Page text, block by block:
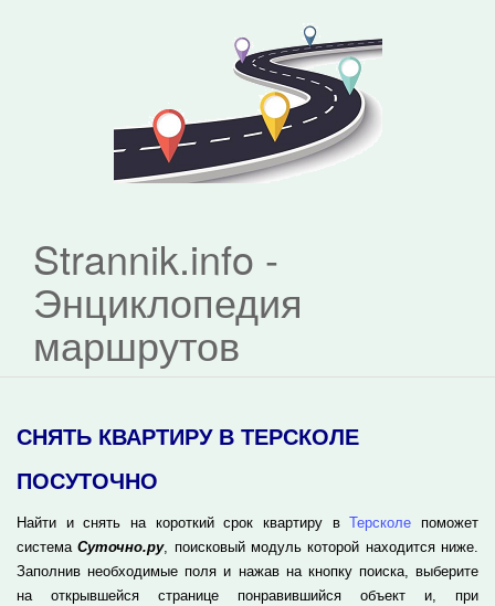
Strannik.info -
Энциклопедия
маршрутов
СНЯТЬ КВАРТИРУ В ТЕРСКОЛЕ
ПОСУТОЧНО
Найти и снять на короткий срок квартиру вТерсколе поможет
системаСуточно.ру, поисковый модуль которой находится ниже.
Заполнив необходимые поля и нажав на кнопку поиска, выберите
на открывшейся странице понравившийся объект и, при